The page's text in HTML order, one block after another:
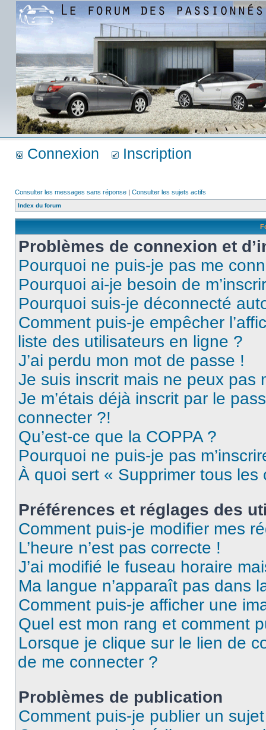
Connexion Inscription
Consulter les messages sans réponse | Consulter les sujets actifs
Index du forum
Problèmes de connexion et
Pourquoi ne puis-je pas me
Pourquoi ai-je besoin de
Pourquoi suis-je déconnecté
Comment puis-je empêcher
liste des utilisateurs en ligne ?
J’ai perdu mon mot de passe !
Je suis inscrit mais ne peux pas
Je m’étais déjà inscrit par le
connecter ?!
Qu’est-ce que la COPPA ?
Pourquoi ne puis-je pas
À quoi sert « Supprimer tous les
Préférences et réglages des
Comment puis-je modifier mes
L’heure n’est pas correcte !
J’ai modifié le fuseau horaire
Ma langue n’apparaît pas dans
Comment puis-je afficher une
Quel est mon rang et comment
Lorsque je clique sur le lien de
de me connecter ?
Problèmes de publication
Comment puis-je publier un